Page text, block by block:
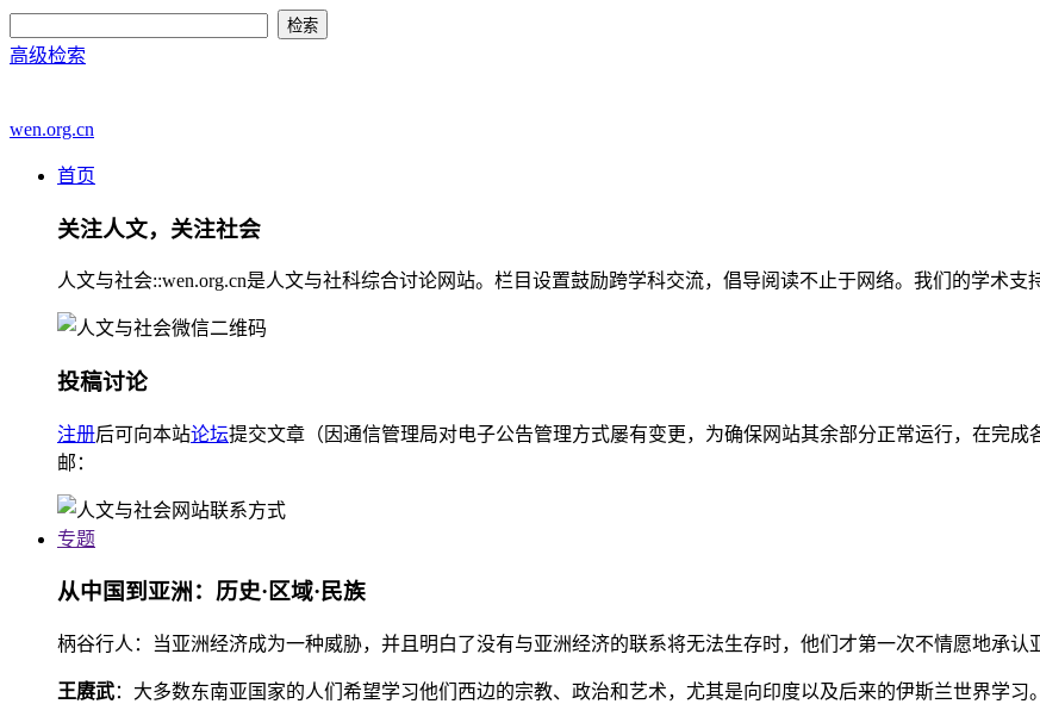
高级检索
wen.org.cn
首页
关注人文，关注社会
人文与社会::wen.org.cn是人文与社科综合讨论网站。栏目设置鼓励跨学科交流，倡导阅读不止于网络。我们的学术支
投稿讨论
注册后可向本站论坛提交文章（因通信管理局对电子公告管理方式屡有变更，为确保网站其余部分正常运行，在完
邮：
专题
从中国到亚洲：历史·区域·民族
柄谷行人：当亚洲经济成为一种威胁，并且明白了没有与亚洲经济的联系将无法生存时，他们才第一次不情愿地承认
王赓武：大多数东南亚国家的人们希望学习他们西边的宗教、政治和艺术，尤其是向印度以及后来的伊斯兰世界学